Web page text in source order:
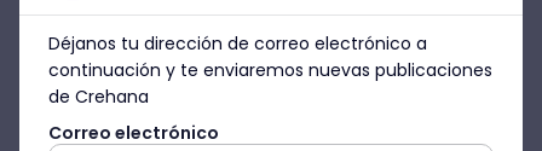
Déjanos tu dirección de correo electrónico a
continuación y te enviaremos nuevas publicaciones
de Crehana
Correo electrónico